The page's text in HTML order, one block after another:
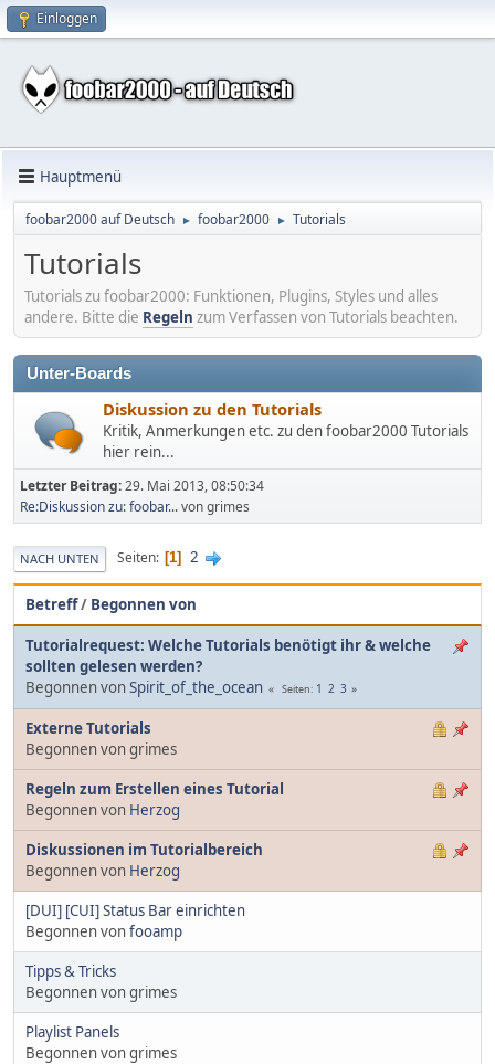
Einloggen
Hauptmenü
foobar2000 auf Deutsch ► foobar2000 ► Tutorials
Tutorials
Tutorials zu foobar2000: Funktionen, Plugins, Styles und alles
andere. Bitte die Regeln zum Verfassen von Tutorials beachten.
Unter-Boards
Diskussion zu den Tutorials
Kritik, Anmerkungen etc. zu den foobar2000 Tutorials
hier rein...
Letzter Beitrag:29. Mai 2013, 08:50:34
Re:Diskussion zu: foobar...von grimes
NACH UNTEN Seiten 1 2
Betreff/ Begonnen von
Tutorialrequest: Welche Tutorials benötigt ihr & welche
sollten gelesen werden?
Begonnen vonSpirit_of_the_ocean Seiten 1 2 3
Externe Tutorials
Begonnen von grimes
Regeln zum Erstellen eines Tutorial
Begonnen von Herzog
Diskussionen im Tutorialbereich
Begonnen von Herzog
[DUI] [CUI] Status Bar einrichten
Begonnen vonfooamp
Tipps & Tricks
Begonnen von grimes
Playlist Panels
Begonnen von grimes